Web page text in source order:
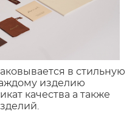
в стильную
изделию
качества а также